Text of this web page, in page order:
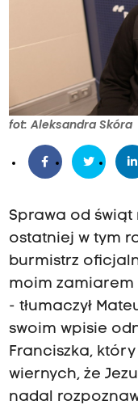
fot: Aleksandra Skóra
Sprawa od
ostatniej w tym
burmistrz
moim
- tłumaczył
swoim wpisie
Franciszka, który
wiernych, że
nadal